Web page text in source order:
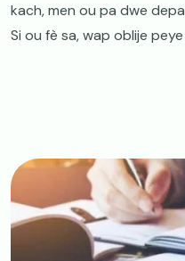
kach, men ou pa dwe
Si ou fè sa, wap oblije
Image